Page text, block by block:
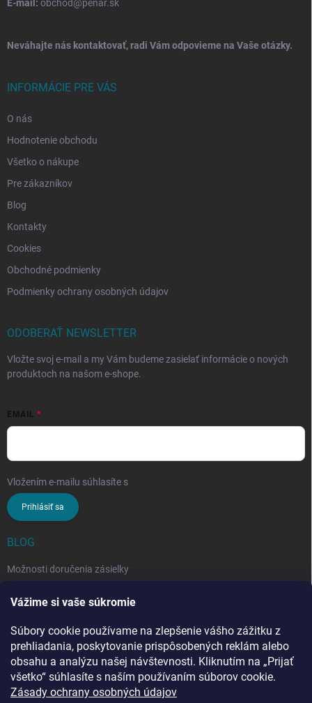
Vážime si vaše súkromie
Súbory cookie používame na zlepšenie vášho zážitku z
prehliadania, poskytovanie prispôsobených reklám alebo
obsahu a analýzu našej návštevnosti. Kliknutím na „Prijať
všetko“ súhlasíte s naším používaním súborov cookie.
Zásady ochrany osobných údajov
E-mail: obchod@penar.sk
Neváhajte nás kontaktovať, radi Vám odpovieme na Vaše otázky.
INFORMÁCIE PRE VÁS
O nás
Hodnotenie obchodu
Všetko o nákupe
Pre zákazníkov
Blog
Kontakty
Cookies
Obchodné podmienky
Podmienky ochrany osobných údajov
ODOBERAŤ NEWSLETTER
Vložte svoj e-mail a my Vám budeme zasielať informácie o nových
produktoch na našom e-shope.
EMAIL
Vložením e-mailu súhlasíte s
Prihlásiť sa
BLOG
Možnosti doručenia zásielky
vybrať?
Stropný sušiak bielizne na balkón: prečo si ho zvoliť? Týchto 7
benefitov si budete chváliť